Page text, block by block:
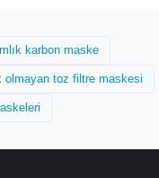
karbon maske
olmayan toz filtre maskesi